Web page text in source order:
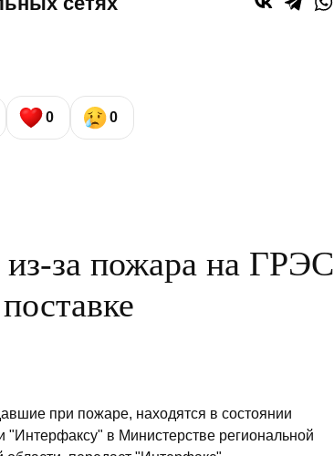
0 0
из-за пожара на ГРЭС
при пожаре, находятся в состоянии
в Министерстве региональной